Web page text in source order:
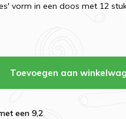
vorm in een doos met 12
Toevoegen aan
een 9,2